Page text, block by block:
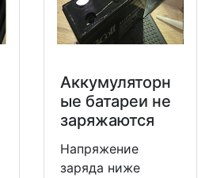
Аккумуляторн
ые батареи не
заряжаются
Напряжение
заряда ниже